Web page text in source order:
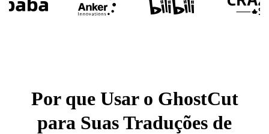
Por que Usar o GhostCut
para Suas Traduções de